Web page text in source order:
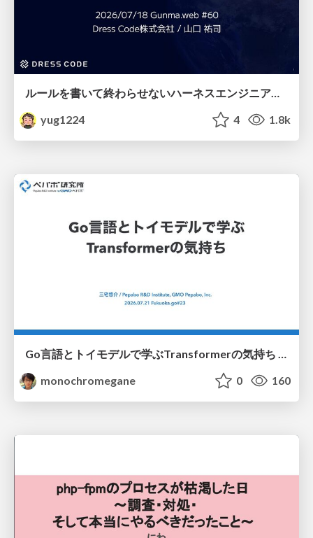
ルールを書いて終わらせないハーネスエンジニアリング
yug1224
4 1.8k
monochromegane
0 160